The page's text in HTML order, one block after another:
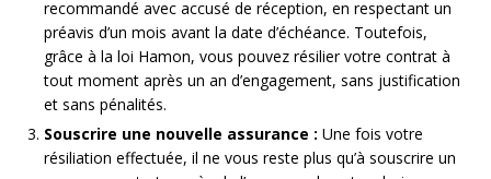
recommandé avec accusé de réception, en respectant un
préavis d’un mois avant la date d’échéance. Toutefois,
grâce à la loi Hamon, vous pouvez résilier votre contrat à
tout moment après un an d’engagement, sans justification
et sans pénalités.
Souscrire une nouvelle assurance : Une fois votre
résiliation effectuée, il ne vous reste plus qu’à souscrire un